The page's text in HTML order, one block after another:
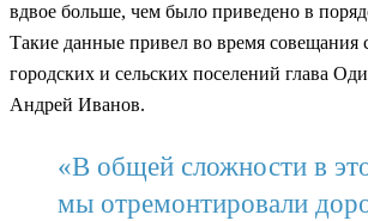
вдвое больше, чем было приведено в
Такие данные привел во время совещания
городских и сельских поселений глава
Андрей Иванов.
«В общей сложности в
мы отремонтировали